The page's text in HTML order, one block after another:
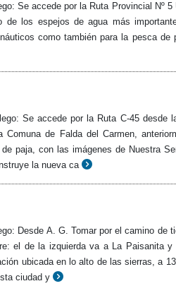
Se accede por la Ruta Provincial Nº 5
de los espejos de agua más
como también para la pesca de
Se accede por la Ruta C-45 desde
de Falda del Carmen,
paja, con las imágenes de Nuestra
la nueva ca
Desde A. G. Tomar por el camino de
el de la izquierda va a La Paisanita
ubicada en lo alto de las sierras, a
ciudad y